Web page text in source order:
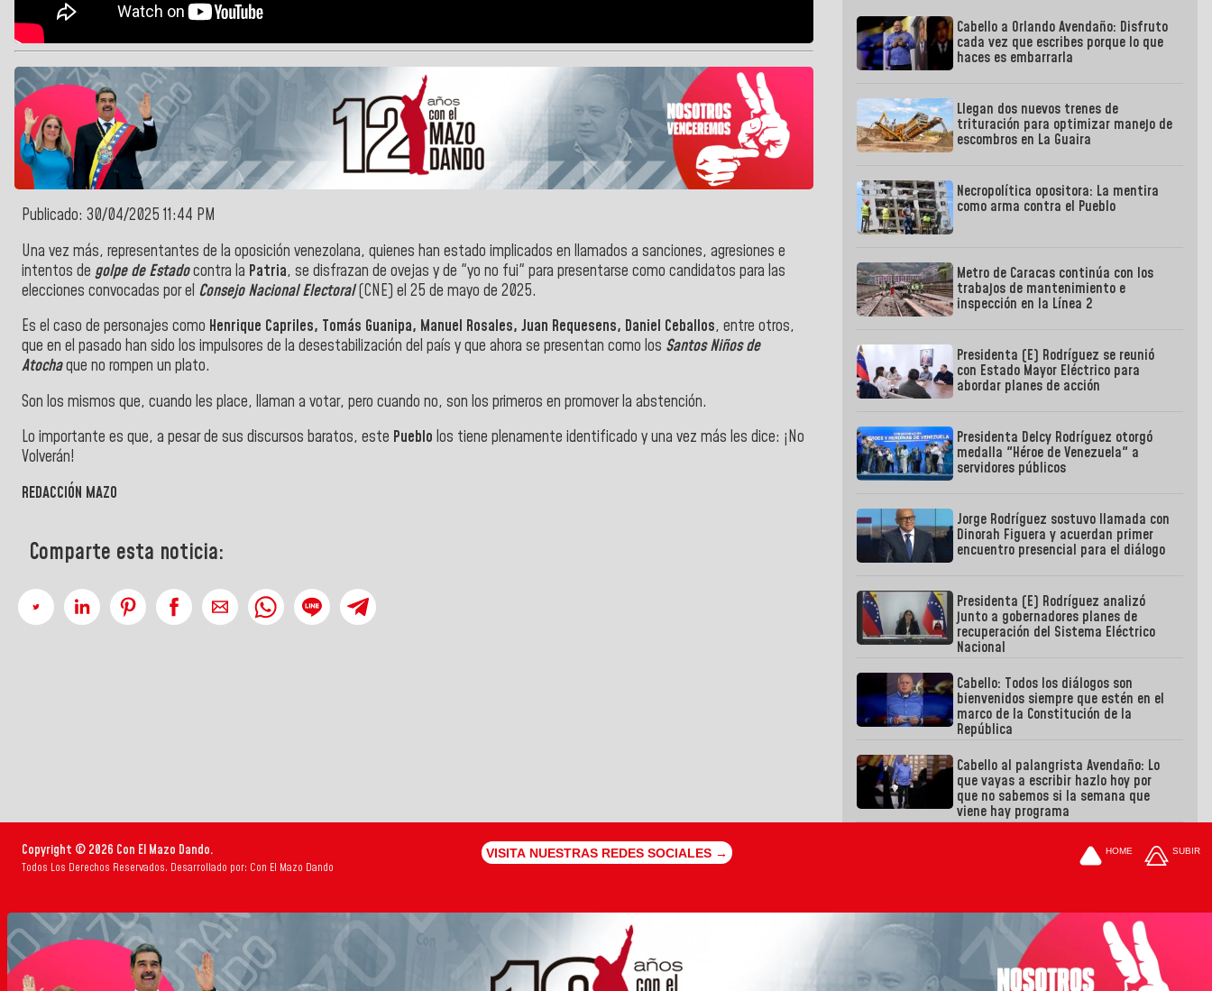
Publicado: 30/04/2025 11:44 PM
Una vez más, representantes de la oposición venezolana, quienes han estado implicados en llamados a sanciones, agresiones e
intentos de golpe de Estadocontra la Patria, se disfrazan de ovejas y de "yo no fui" para presentarse como candidatos para las
elecciones convocadas por el Consejo Nacional Electoral(CNE) el 25 de mayo de 2025.
Es el caso de personajes como Henrique Capriles, Tomás Guanipa, Manuel Rosales, Juan Requesens, Daniel Ceballos, entre otros,
que en el pasado han sido los impulsores de la desestabilización del país y que ahora se presentan como los Santos Niños de
Atochaque no rompen un plato.
Son los mismos que, cuando les place, llaman a votar, pero cuando no, son los primeros en promover la abstención.
Lo importante es que, a pesar de sus discursos baratos, este Pueblo los tiene plenamente identificado y una vez más les dice: ¡No
Volverán!
REDACCIÓN MAZO
Comparte esta noticia:
Cabello a Orlando Avendaño: Disfruto
cada vez que escribes porque lo que
haces es embarrarla
Llegan dos nuevos trenes de
trituración para optimizar manejo de
escombros en La Guaira
Necropolítica opositora: La mentira
como arma contra el Pueblo
Metro de Caracas continúa con los
trabajos de mantenimiento e
inspección en la Línea 2
Presidenta (E) Rodríguez se reunió
con Estado Mayor Eléctrico para
abordar planes de acción
Presidenta Delcy Rodríguez otorgó
medalla "Héroe de Venezuela" a
servidores públicos
Jorge Rodríguez sostuvo llamada con
Dinorah Figuera y acuerdan primer
encuentro presencial para el diálogo
Presidenta (E) Rodríguez analizó
junto a gobernadores planes de
recuperación del Sistema Eléctrico
Nacional
Cabello: Todos los diálogos son
bienvenidos siempre que estén en el
marco de la Constitución de la
República
Cabello al palangrista Avendaño: Lo
que vayas a escribir hazlo hoy por
que no sabemos si la semana que
viene hay programa
Copyright © 2026 Con El Mazo Dando.
Todos Los Derechos Reservados. Desarrollado por: Con El Mazo Dando
VISITA NUESTRAS REDES SOCIALES → HOME SUBIR